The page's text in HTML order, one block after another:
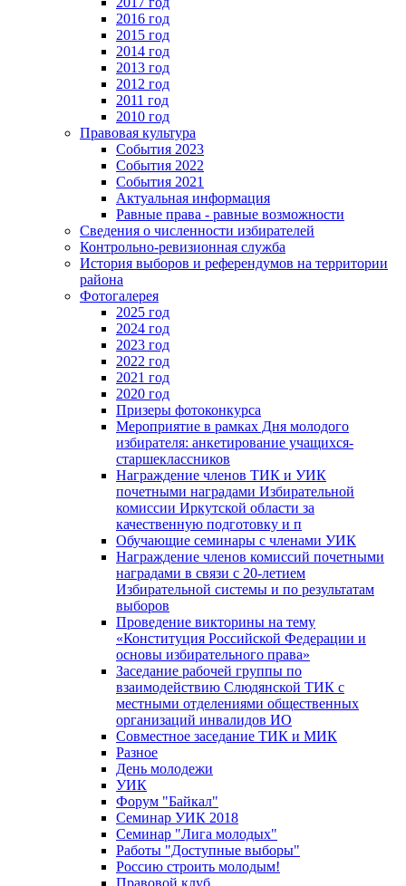
2016 год
2015 год
2014 год
2013 год
2012 год
2011 год
2010 год
Правовая культура
События 2023
События 2022
События 2021
Актуальная информация
Равные права - равные возможности
Сведения о численности избирателей
Контрольно-ревизионная служба
История выборов и референдумов на территории
района
Фотогалерея
2025 год
2024 год
2023 год
2022 год
2021 год
2020 год
Призеры фотоконкурса
Мероприятие в рамках Дня молодого
избирателя: анкетирование учащихся-
старшеклассников
Награждение членов ТИК и УИК
почетными наградами Избирательной
комиссии Иркутской области за
качественную подготовку и п
Обучающие семинары с членами УИК
Награждение членов комиссий почетными
наградами в связи с 20-летием
Избирательной системы и по результатам
выборов
Проведение викторины на тему
«Конституция Российской Федерации и
основы избирательного права»
Заседание рабочей группы по
взаимодействию Слюдянской ТИК с
местными отделениями общественных
организаций инвалидов ИО
Совместное заседание ТИК и МИК
Разное
День молодежи
УИК
Форум "Байкал"
Семинар УИК 2018
Семинар "Лига молодых"
Работы "Доступные выборы"
Россию строить молодым!
Правовой клуб